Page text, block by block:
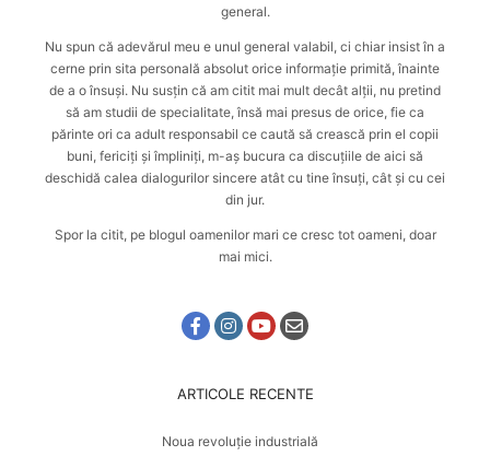
general.
Nu spun că adevărul meu e unul general valabil, ci chiar insist în a
cerne prin sita personală absolut orice informație primită, înainte
de a o însuși. Nu susțin că am citit mai mult decât alții, nu pretind
să am studii de specialitate, însă mai presus de orice, fie ca
părinte ori ca adult responsabil ce caută să crească prin el copii
buni, fericiți și împliniți, m-aș bucura ca discuțiile de aici să
deschidă calea dialogurilor sincere atât cu tine însuți, cât și cu cei
din jur.
Spor la citit, pe blogul oamenilor mari ce cresc tot oameni, doar
mai mici.
ARTICOLE RECENTE
Noua revoluție industrială